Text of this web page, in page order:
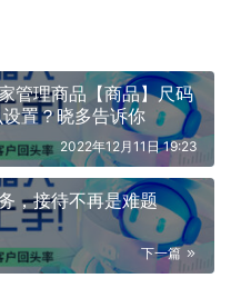
管理商品【商品】尺码
置？晓多告诉你
2022年12月11日 19:23
，接待不再是难题
下一篇